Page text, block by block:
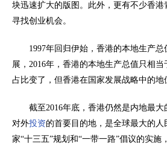
块迅速扩大的版图。此外，更有不少香
寻找创业机会。
1997年回归伊始，香港的本地生产
展，2016年，香港的本地生产总值只相
占比变了，但香港在国家发展战略中的地
截至2016年底，香港仍然是内地最
对外投资的首要目的地，是全球最大的
家“十三五”规划和“一带一路”倡议的实